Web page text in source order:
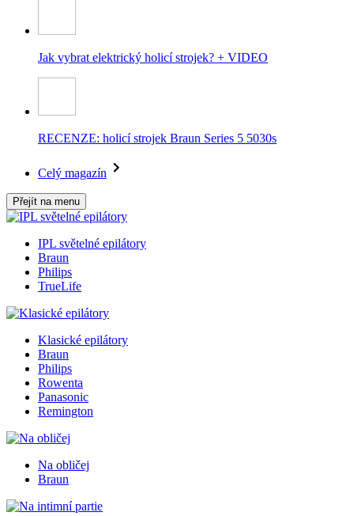
Jak vybrat elektrický holicí strojek? + VIDEO
RECENZE: holicí strojek Braun Series 5 5030s
Celý magazín
Přejít na menu
IPL světelné epilátory
Braun
Philips
TrueLife
Klasické epilátory
Braun
Philips
Rowenta
Panasonic
Remington
Na obličej
Braun